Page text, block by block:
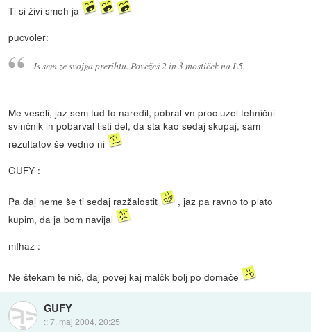
Ti si živi smeh ja
pucvoler:
Js sem ze svojga prerihtu. Povežeš 2 in 3 mostiček na L5.
Me veseli, jaz sem tud to naredil, pobral vn proc uzel tehnični
svinčnik in pobarval tisti del, da sta kao sedaj skupaj, sam
rezultatov še vedno ni
GUFY :
Pa daj neme še ti sedaj razžalostit
, jaz pa ravno to plato
kupim, da ja bom navijal
mIhaz :
Ne štekam te nič, daj povej kaj malčk bolj po domače
GUFY
::7. maj 2004, 20:25